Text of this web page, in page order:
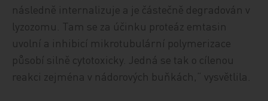
následně internalizuje a je částečně degradován v
lyzozomu. Tam se za účinku proteáz emtasin
uvolní a inhibicí mikrotubulární polymerizace
působí silně cytotoxicky. Jedná se tak o cílenou
reakci zejména v nádorových buňkách,“ vysvětlila.